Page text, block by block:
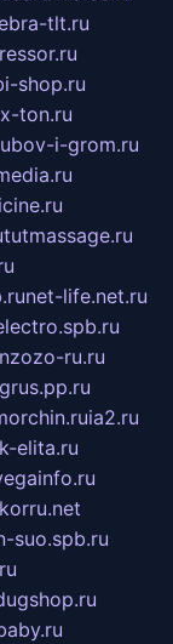
tlt.ru
shop.ru
x-ton.ru
i-grom.ru
tutmassage.ru
net-life.net.ru
ru.ru
ia2.ru
elita.ru
korru.net
suo.spb.ru